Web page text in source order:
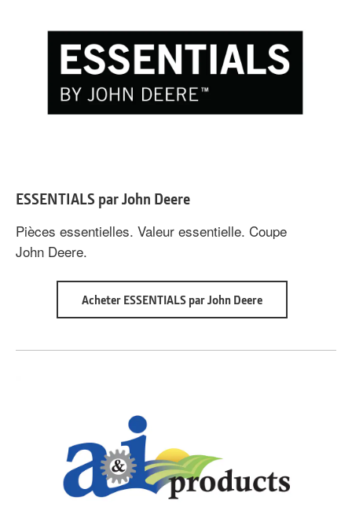
ESSENTIALS par John Deere
Pièces essentielles. Valeur essentielle. Coupe
John Deere.
Acheter ESSENTIALS par John Deereabout
par
Deere